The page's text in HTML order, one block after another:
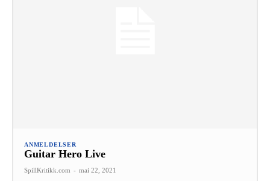
ANMELDELSER
Guitar Hero Live
SpillKritikk.com - mai 22, 2021